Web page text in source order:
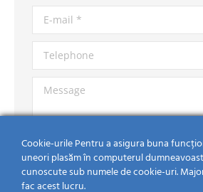
E-mail *
Telephone
Message
Cookie-urile Pentru a asigura buna
uneori plasăm în computerul
cunoscute sub numele de cookie-uri.
fac acest lucru.